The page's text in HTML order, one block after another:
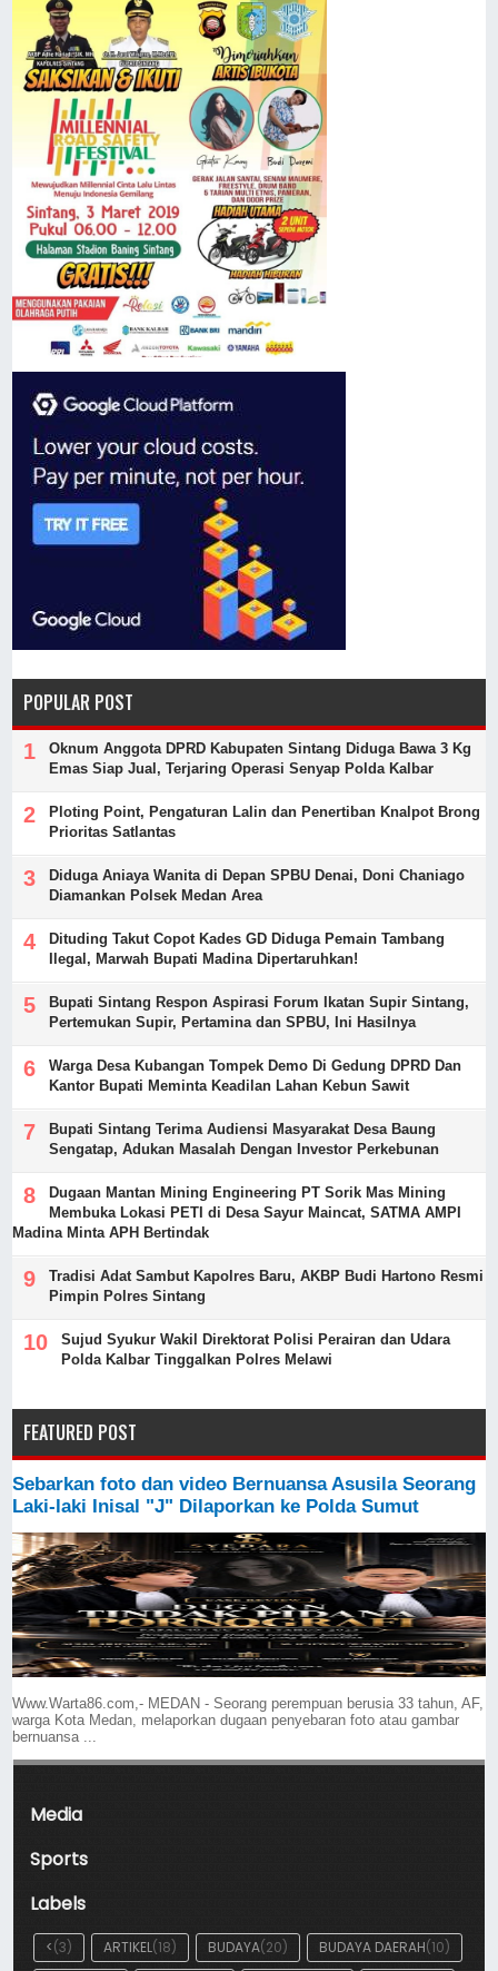
POPULAR POST
Oknum Anggota DPRD Kabupaten Sintang Diduga Bawa 3 Kg
Emas Siap Jual, Terjaring Operasi Senyap Polda Kalbar
Ploting Point, Pengaturan Lalin dan Penertiban Knalpot Brong
Prioritas Satlantas
Diduga Aniaya Wanita di Depan SPBU Denai, Doni Chaniago
Diamankan Polsek Medan Area
Dituding Takut Copot Kades GD Diduga Pemain Tambang
Ilegal, Marwah Bupati Madina Dipertaruhkan!
Bupati Sintang Respon Aspirasi Forum Ikatan Supir Sintang,
Pertemukan Supir, Pertamina dan SPBU, Ini Hasilnya
Warga Desa Kubangan Tompek Demo Di Gedung DPRD Dan
Kantor Bupati Meminta Keadilan Lahan Kebun Sawit
Bupati Sintang Terima Audiensi Masyarakat Desa Baung
Sengatap, Adukan Masalah Dengan Investor Perkebunan
Dugaan Mantan Mining Engineering PT Sorik Mas Mining
Membuka Lokasi PETI di Desa Sayur Maincat, SATMA AMPI
Madina Minta APH Bertindak
Tradisi Adat Sambut Kapolres Baru, AKBP Budi Hartono Resmi
Pimpin Polres Sintang
Sujud Syukur Wakil Direktorat Polisi Perairan dan Udara
Polda Kalbar Tinggalkan Polres Melawi
FEATURED POST
Sebarkan foto dan video Bernuansa Asusila Seorang
Laki-laki Inisal "J" Dilaporkan ke Polda Sumut
Www.Warta86.com,- MEDAN - Seorang perempuan berusia 33 tahun, AF,
warga Kota Medan, melaporkan dugaan penyebaran foto atau gambar
bernuansa ...
Media
Sports
Labels
<(3) ARTIKEL(18) BUDAYA(20) BUDAYA DAERAH(10)